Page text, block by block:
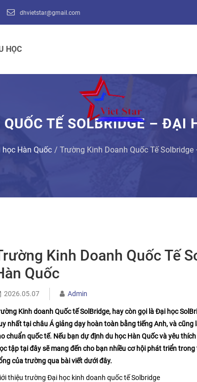
dhvietstar@gmail.com
HỌC
TẾ SOLBRIDGE – ĐẠI
Hàn Quốc Trường Kinh Doanh Quốc Tế
Kinh Doanh Quốc Tế
Quốc
2026.05.07 Admin
Kinh doanh Quốc tế SolBridge, hay còn gọi là Đại học
nhất tại châu Á giảng dạy hoàn toàn bằng tiếng Anh, và
chuẩn quốc tế. Nếu bạn dự định du học Hàn Quốc và yêu
tập tại đây sẽ mang đến cho bạn nhiều cơ hội phát triển
của trường qua bài viết dưới đây.
thiệu trường Đại học kinh doanh quốc tế Solbridge